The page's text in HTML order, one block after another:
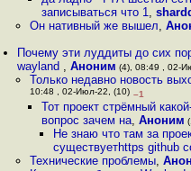
записываться что 1,
Он нативный же вышел,
Почему эти луддиты до сих
wayland ,Аноним (4), 08:49 , 02-
Только недавно новость
10:48 , 02-Июл-22, (10) –1
Тот проект стрёмный
вопрос зачем на, Аноним
Не знаю что там за
существуетhttps github
Технические проблемы,